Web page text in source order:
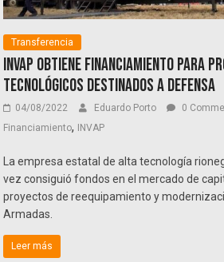
Transferencia
INVAP obtiene financiamiento para
tecnológicos destinados a Defensa
04/08/2022 Eduardo Porto 0
Financiamiento, INVAP
La empresa estatal de alta tecnología
vez consiguió fondos en el mercado de
proyectos de reequipamiento y
Armadas.
Leer más